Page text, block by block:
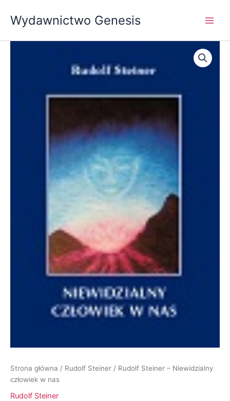
Wydawnictwo Genesis
Strona główna / Rudolf Steiner / Rudolf Steiner – Niewidzialny
człowiek w nas
Rudolf Steiner